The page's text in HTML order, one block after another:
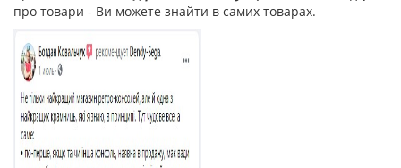
про товари - Ви можете знайти в самих товарах.